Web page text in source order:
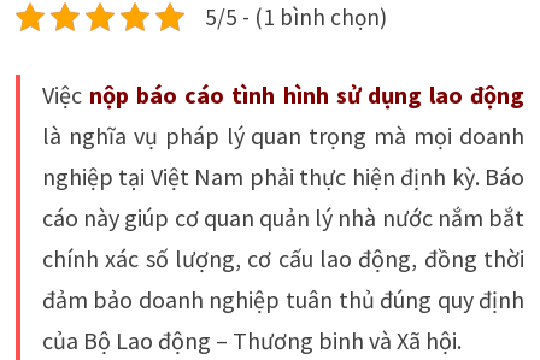
5/5 - (1 bình chọn)
Việc nộp báo cáo tình hình sử dụng lao động
là nghĩa vụ pháp lý quan trọng mà mọi doanh
nghiệp tại Việt Nam phải thực hiện định kỳ. Báo
cáo này giúp cơ quan quản lý nhà nước nắm bắt
chính xác số lượng, cơ cấu lao động, đồng thời
đảm bảo doanh nghiệp tuân thủ đúng quy định
của Bộ Lao động – Thương binh và Xã hội.